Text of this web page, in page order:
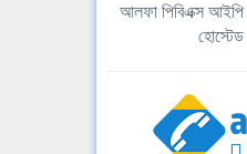
আলফা পিবিএক্স আইপি
হোস্টেড